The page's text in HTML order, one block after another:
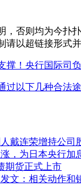
，否则均为今扑
请以超链接形式并
撑！央行国际司
过以下几种合法
戴连荣增持公司
，为日本央行加
期货正式上市
发文：相关动作和